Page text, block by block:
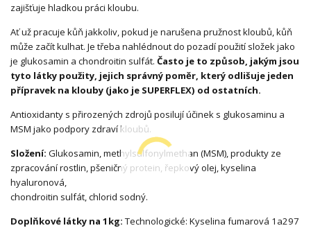
zajišťuje hladkou práci kloubu.
Ať už pracuje kůň jakkoliv, pokud je narušena pružnost kloubů, kůň
může začít kulhat. Je třeba nahlédnout do pozadí použití složek jako
je glukosamin a chondroitin sulfát. Často je to způsob, jakým jsou
tyto látky použity, jejich správný poměr, který odlišuje jeden
přípravek na klouby (jako je SUPERFLEX) od ostatních.
Antioxidanty s přirozených zdrojů posilují účinek s glukosaminu a
MSM jako podpory zdraví kloubů.
Složení: Glukosamin, methylsulfonylmethan (MSM), produkty ze
zpracování rostlin, pšeničný protein, řepkový olej, kyselina
hyaluronová,
chondroitin sulfát, chlorid sodný.
Doplňkové látky na 1kg: Technologické: Kyselina fumarová 1a297